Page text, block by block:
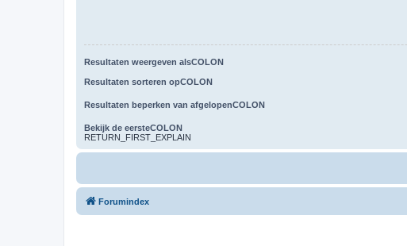
Resultaten weergeven alsCOLON
Resultaten sorteren opCOLON
Resultaten beperken van afgelopenCOLON
Bekijk de eersteCOLON
RETURN_FIRST_EXPLAIN
Forumindex